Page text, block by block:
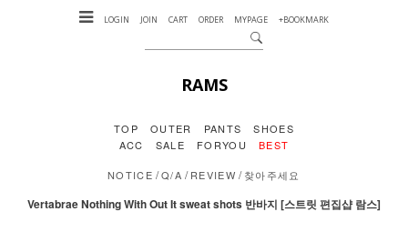
LOGIN JOIN CART ORDER MYPAGE +BOOKMARK
RAMS
TOP OUTER PANTS
SHOES
ACC
SALE FORYOU BEST
NOTICE /Q/A /REVIEW /찾아주세요
Vertabrae Nothing With Out It sweat shots 반바지 [스트릿 편집샵 람스]